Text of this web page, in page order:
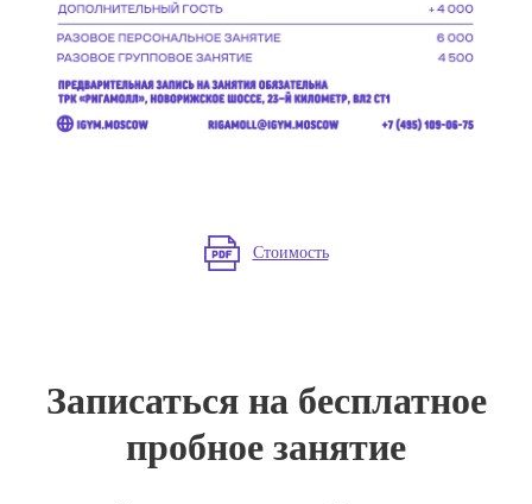
Стоимость
Записаться на бесплатное
пробное занятие